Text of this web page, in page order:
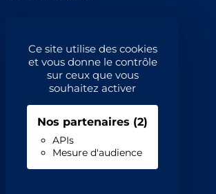
Ce site utilise des cookies
et vous donne le contrôle
sur ceux que vous
souhaitez activer
Nos partenaires (2)
APIs
Mesure d'audience
Catégories
Code NAF/APE
Professionnels
Inscrivez-vous